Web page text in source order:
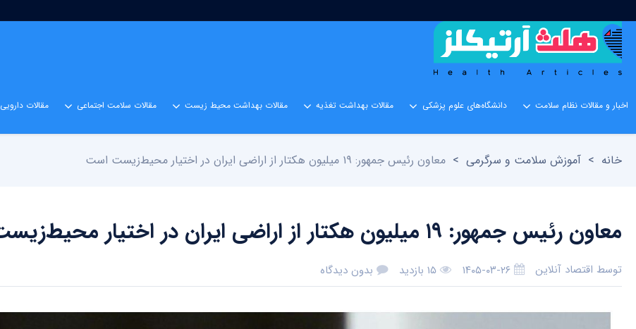
اخبار و مقالات نظام سلامت دانشگاه‌های علوم پزشکی مقالات بهداشت تغذیه مقالات بهداشت محیط زیست مقالات سلامت اجتماعی مقالات دارویی
خانه > آموزش سلامت و سرگرمی > معاون رئیس جمهور: ۱۹ میلیون هکتار از اراضی ایران در اختیار محیط‌زیست است
معاون رئیس جمهور: ۱۹ میلیون هکتار از اراضی ایران در اختیار محیط‌زیست است
توسط اقتصاد آنلاین ۱۴۰۵-۰۳-۲۶ ۱۵ بازدید بدون دیدگاه